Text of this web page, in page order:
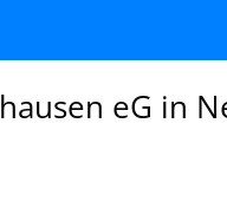
eG in